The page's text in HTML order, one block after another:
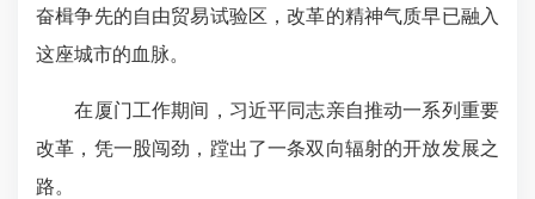
奋楫争先的自由贸易试验区，改革的精神气质早已融入
这座城市的血脉。
在厦门工作期间，习近平同志亲自推动一系列重要
改革，凭一股闯劲，蹚出了一条双向辐射的开放发展之
路。